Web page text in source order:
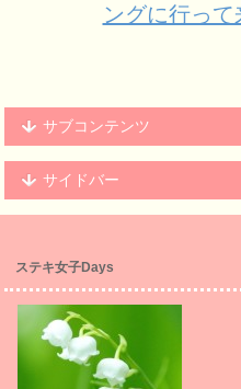
ングに行っ
サブコンテンツ
サイドバー
ステキ女子Days